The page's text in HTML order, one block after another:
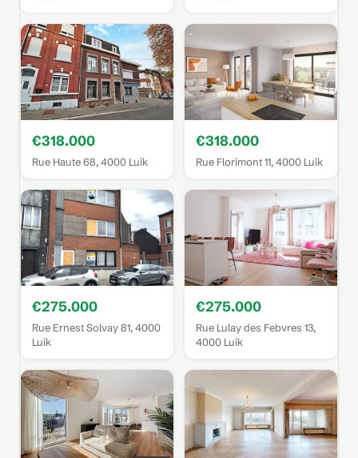
€318.000
Rue Haute 68, 4000 Luik
€318.000
Rue Florimont 11, 4000 Luik
€275.000
Rue Ernest Solvay 81, 4000
Luik
€275.000
Rue Lulay des Febvres 13,
4000 Luik